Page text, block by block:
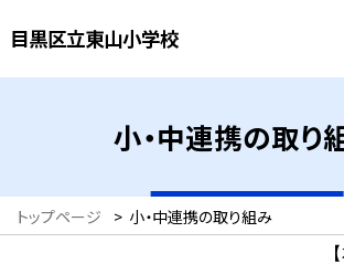
目黒区立東山小学校
小・中連携の取り
トップページ > 小・中連携の取り組み
【本校区の